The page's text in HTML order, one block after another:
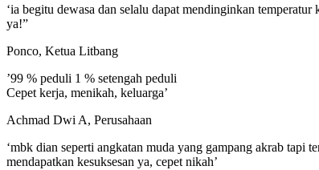
‘ia begitu dewasa dan selalu dapat mendinginkan
ya!”
Ponco, Ketua Litbang
’99 % peduli 1 % setengah peduli
Cepet kerja, menikah, keluarga’
Achmad Dwi A, Perusahaan
‘mbk dian seperti angkatan muda yang gampang akrab tapi
mendapatkan kesuksesan ya, cepet nikah’